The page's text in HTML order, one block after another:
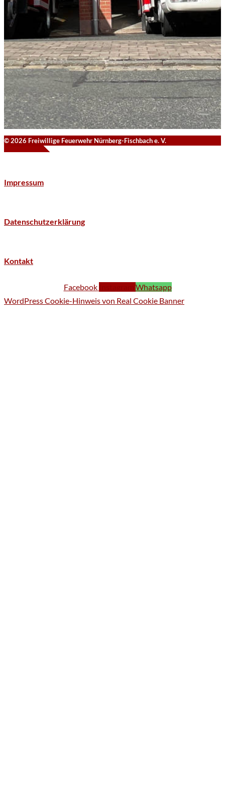
© 2026 Freiwillige Feuerwehr Nürnberg-Fischbach e. V.
Impressum
Datenschutzerklärung
Kontakt
Facebook
Whatsapp
WordPress Cookie-Hinweis von Real Cookie Banner